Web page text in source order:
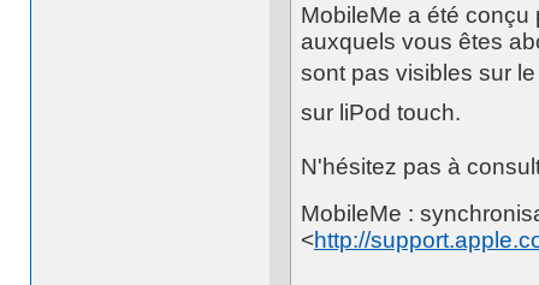
MobileMe a été
auxquels vous êtes
sont pas visibles sur
sur liPod touch.
N'hésitez pas à
MobileMe :
<http://